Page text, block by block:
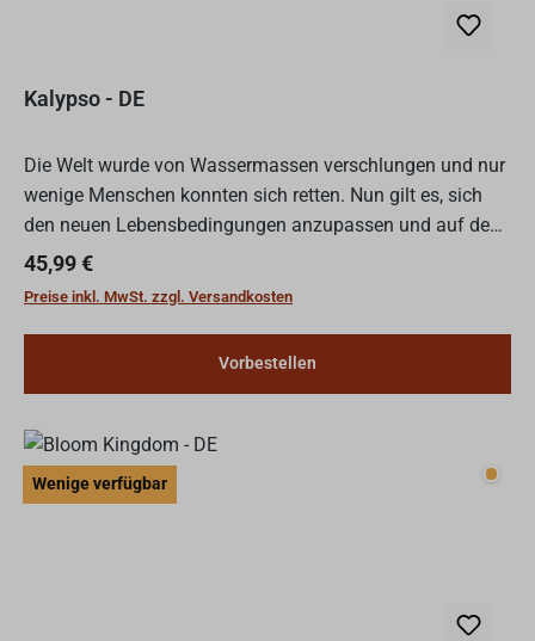
Kalypso - DE
Die Welt wurde von Wassermassen verschlungen und nur
wenige Menschen konnten sich retten. Nun gilt es, sich
den neuen Lebensbedingungen anzupassen und auf dem
endlosen Ozean nicht nur zu überleben, sondern eine neue
Z...
Regulärer Preis:
45,99 €
Preise inkl. MwSt. zzgl. Versandkosten
Vorbestellen
Wenige verfügbar